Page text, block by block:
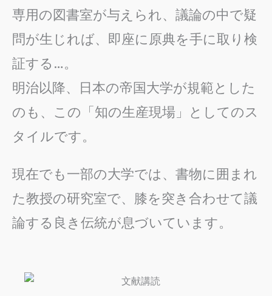
専用の図書室が与えられ、議論の中で疑
問が生じれば、即座に原典を手に取り検
証する…。
明治以降、日本の帝国大学が規範とした
のも、この「知の生産現場」としてのス
タイルです。
現在でも一部の大学では、書物に囲まれ
た教授の研究室で、膝を突き合わせて議
論する良き伝統が息づいています。